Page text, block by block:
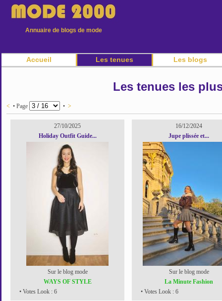
Annuaire de blogs de mode
Accueil Les tenues Les blogs
Les tenues les
< • Page • >
27/10/2025
Holiday Outfit Guide...
Sur le blog mode
WAYS OF STYLE
• Votes Look : 6
16/12/2024
Jupe plissée et...
Sur le blog mode
La Minute Fashion
• Votes Look : 6